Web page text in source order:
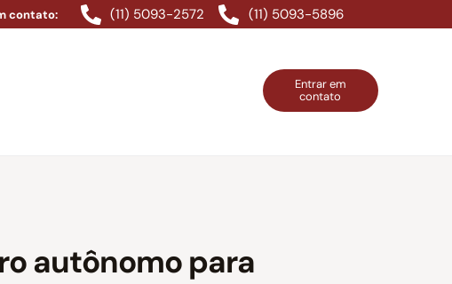
contato: (11) 5093-2572 (11) 5093-5896
Entrar em
contato
autônomo para